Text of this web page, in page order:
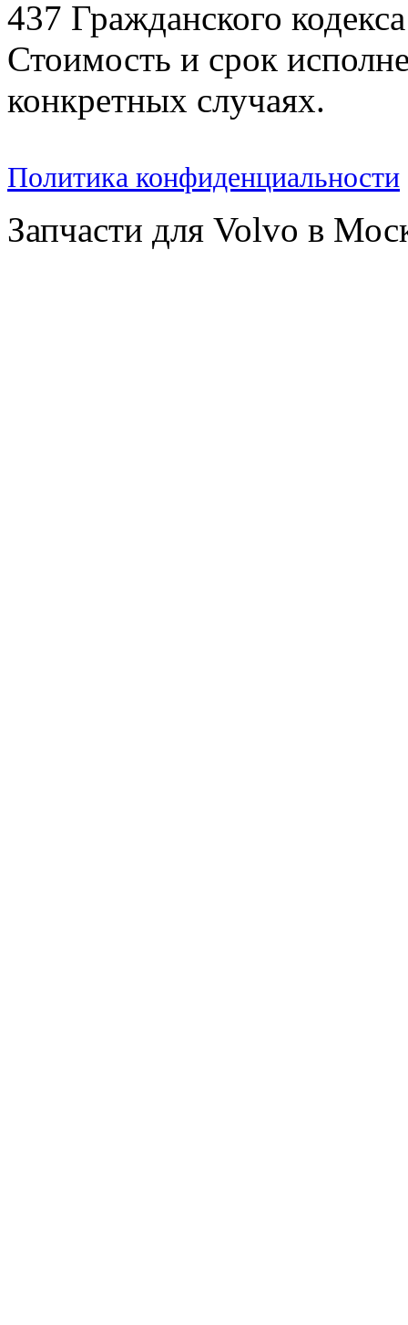
437 Гражданского
Стоимость и срок
конкретных случаях.
Политика конфиденциальности
Запчасти для Volvo в